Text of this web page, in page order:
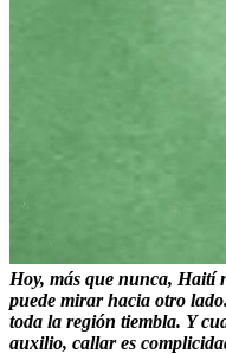
Hoy, más que nunca, Haití
puede mirar hacia otro
toda la región tiembla. Y
auxilio, callar es